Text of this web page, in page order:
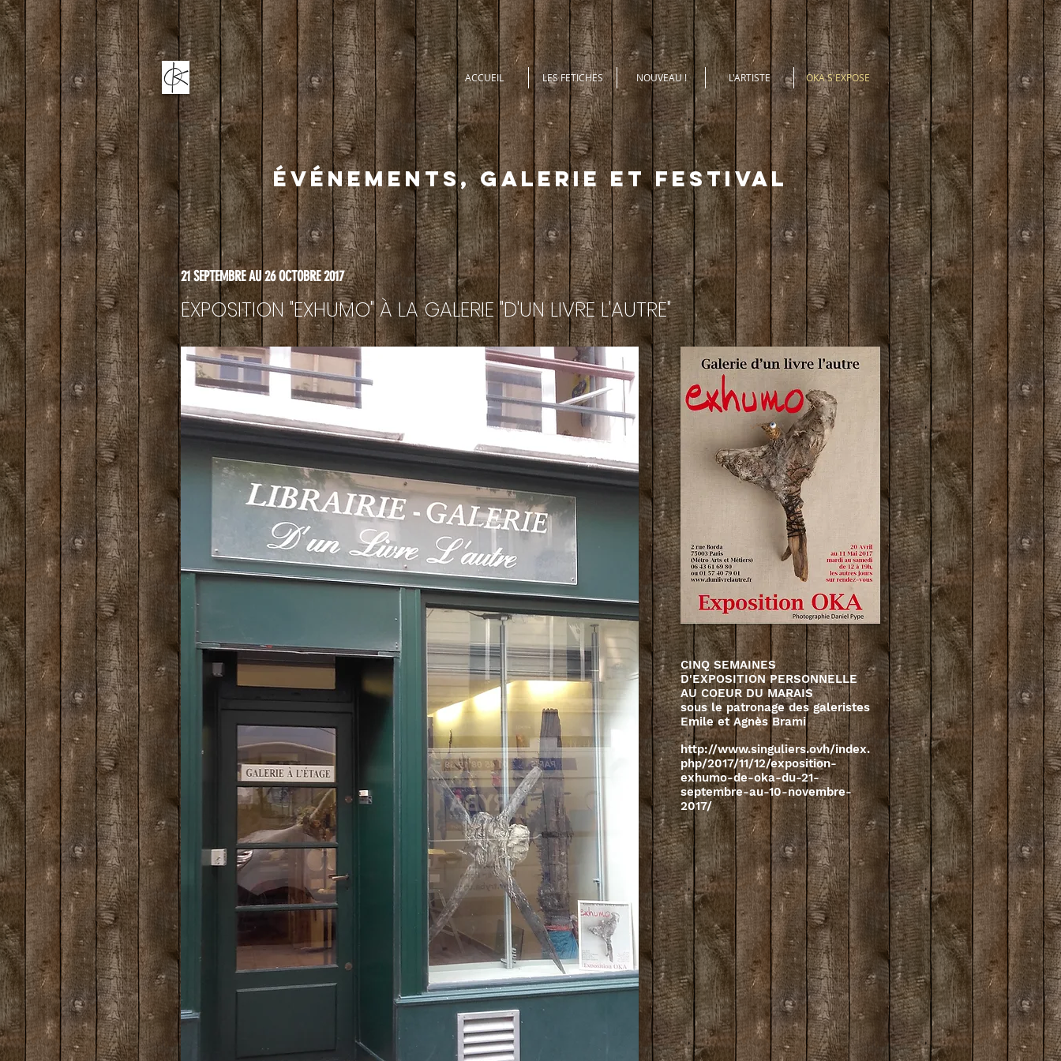
ACCUEIL LES FETICHES NOUVEAU ! L'ARTISTE OKA S'EXPOSE
ÉVÉNEMENTS, GALERIE ET FESTIVAL
21 SEPTEMBRE AU 26 OCTOBRE 2017
EXPOSITION "EXHUMO" À LA GALERIE "D'UN LIVRE L'AUTRE"
CINQ SEMAINES
D'EXPOSITION PERSONNELLE
AU COEUR DU MARAIS
sous le patronage des galeristes
Emile et Agnès Brami
http://www.singuliers.ovh/index.
php/2017/11/12/exposition-
exhumo-de-oka-du-21-
septembre-au-10-novembre-
2017/